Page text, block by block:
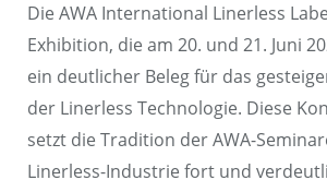
Die AWA International Linerless
Exhibition, die am 20. und 21. Juni
ein deutlicher Beleg für das
der Linerless Technologie. Diese
setzt die Tradition der AWA-
Linerless-Industrie fort und